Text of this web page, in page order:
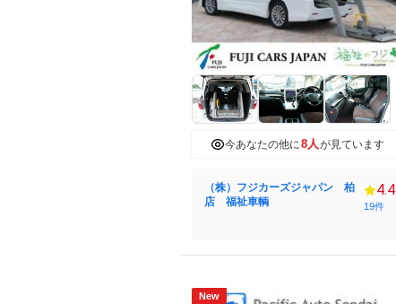
今あなたの他に8人が見ています
（株）フジカーズジャパン 柏
店 福祉車輌
4.4
19件
New